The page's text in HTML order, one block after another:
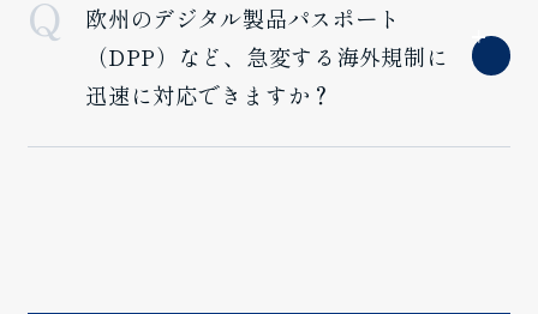
欧州のデジタル製品パスポート
（DPP）など、急変する海外規制に
迅速に対応できますか？